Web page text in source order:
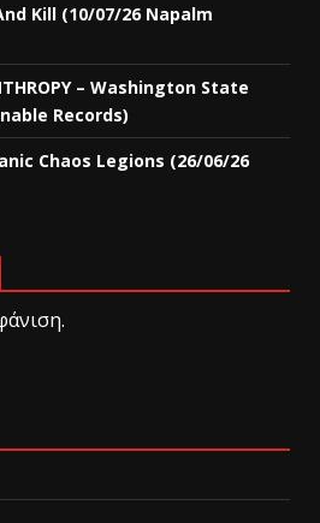
Kill (10/07/26 Napalm
– Washington State
Records)
Chaos Legions (26/06/26